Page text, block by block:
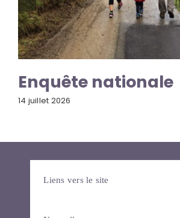
Enquête nationale
14 juillet 2026
Liens vers le site